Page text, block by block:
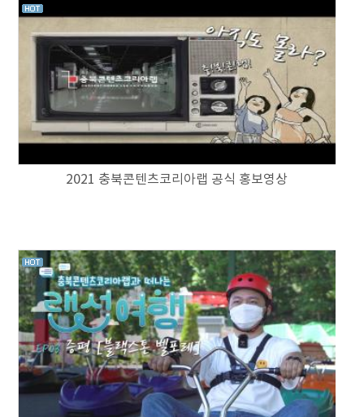
2021 충북콘텐츠코리아랩 공식 홍보영상